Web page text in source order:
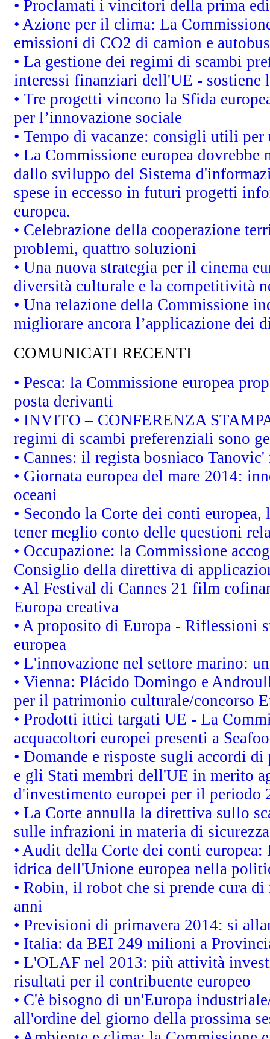
• Proclamati i vincitori della prima
• Azione per il clima: La
emissioni di CO2 di camion e autobus
• La gestione dei regimi di scambi
interessi finanziari dell'UE - sostiene
• Tre progetti vincono la Sfida
per l’innovazione sociale
• Tempo di vacanze: consigli utili per
• La Commissione europea
dallo sviluppo del Sistema
spese in eccesso in futuri progetti
europea.
• Celebrazione della cooperazione
problemi, quattro soluzioni
• Una nuova strategia per il cinema
diversità culturale e la competitività
• Una relazione della Commissione
migliorare ancora l’applicazione dei
COMUNICATI RECENTI
• Pesca: la Commissione europea
posta derivanti
• INVITO – CONFERENZA
regimi di scambi preferenziali sono
• Cannes: il regista bosniaco
• Giornata europea del mare 2014:
oceani
• Secondo la Corte dei conti
tener meglio conto delle questioni
• Occupazione: la Commissione
Consiglio della direttiva di
• Al Festival di Cannes 21 film
Europa creativa
• A proposito di Europa - Riflessioni
europea
• L'innovazione nel settore marino:
• Vienna: Plácido Domingo e
per il patrimonio culturale/concorso
• Prodotti ittici targati UE - La
acquacoltori europei presenti a
• Domande e risposte sugli accordi
e gli Stati membri dell'UE in merito
d'investimento europei per il periodo
• La Corte annulla la direttiva sullo
sulle infrazioni in materia di
• Audit della Corte dei conti
idrica dell'Unione europea nella
• Robin, il robot che si prende cura
anni
• Previsioni di primavera 2014: si
• Italia: da BEI 249 milioni a
• L'OLAF nel 2013: più attività
risultati per il contribuente europeo
• C'è bisogno di un'Europa
all'ordine del giorno della prossima